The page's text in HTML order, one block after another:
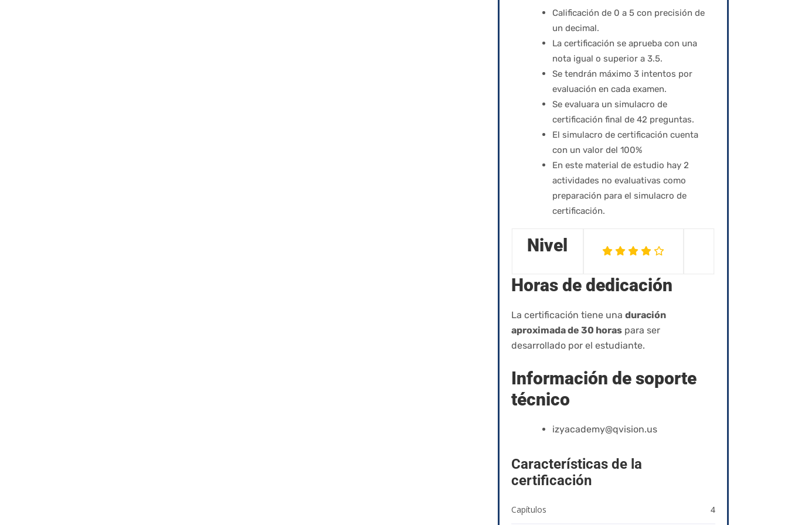
Calificación de 0 a 5 con precisión de
un decimal.
La certificación se aprueba con una
nota igual o superior a 3.5.
Se tendrán máximo 3 intentos por
evaluación en cada examen.
Se evaluara un simulacro de
certificación final de 42 preguntas.
El simulacro de certificación cuenta
con un valor del 100%
En este material de estudio hay 2
actividades no evaluativas como
preparación para el simulacro de
certificación.
Nivel
Horas de dedicación
La certificación tiene una duración
aproximada de 30 horaspara ser
desarrollado por el estudiante.
Información de soporte
técnico
izyacademy@qvision.us
Características de la
certificación
Capítulos 4